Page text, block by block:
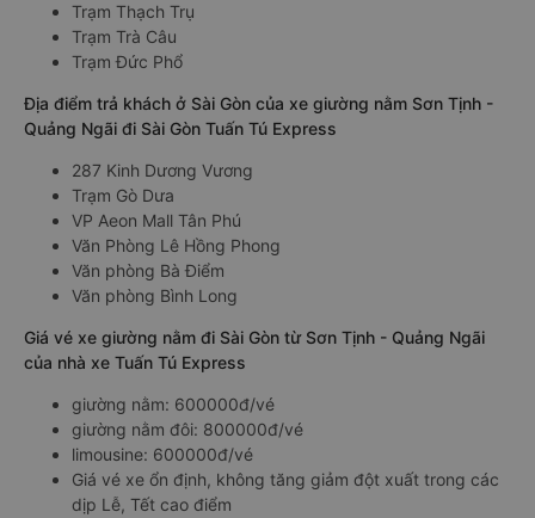
Trạm Thạch Trụ
Trạm Trà Câu
Trạm Đức Phổ
Địa điểm trả khách ở Sài Gòn của xe giường nằm Sơn Tịnh -
Quảng Ngãi đi Sài Gòn Tuấn Tú Express
287 Kinh Dương Vương
Trạm Gò Dưa
VP Aeon Mall Tân Phú
Văn Phòng Lê Hồng Phong
Văn phòng Bà Điểm
Văn phòng Bình Long
Giá vé xe giường nằm đi Sài Gòn từ Sơn Tịnh - Quảng Ngãi
của nhà xe Tuấn Tú Express
giường nằm: 600000đ/vé
giường nằm đôi: 800000đ/vé
limousine: 600000đ/vé
Giá vé xe ổn định, không tăng giảm đột xuất trong các
dịp Lễ, Tết cao điểm